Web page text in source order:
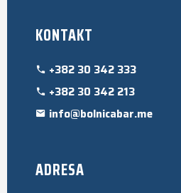
KONTAKT
+382 30 342 333
+382 30 342 213
info@bolnicabar.me
ADRESA